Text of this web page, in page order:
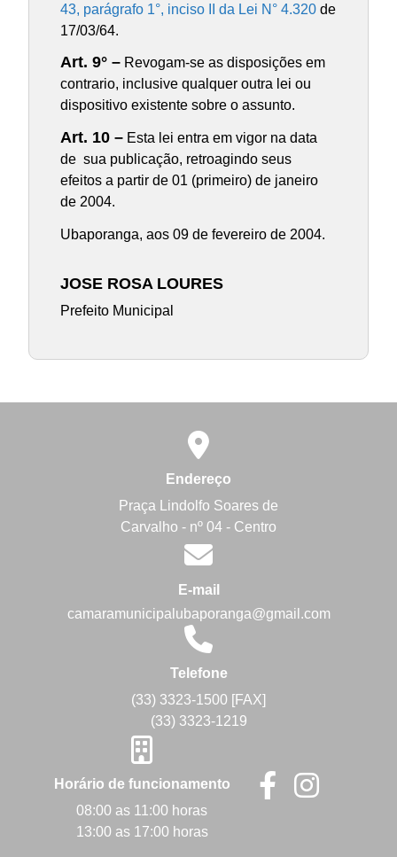
43, parágrafo 1°, inciso II da Lei N° 4.320 de
17/03/64.
Art. 9° – Revogam-se as disposições em
contrario, inclusive qualquer outra lei ou
dispositivo existente sobre o assunto.
Art. 10 – Esta lei entra em vigor na data
de sua publicação, retroagindo seus
efeitos a partir de 01 (primeiro) de janeiro
de 2004.
Ubaporanga, aos 09 de fevereiro de 2004.
JOSE ROSA LOURES
Prefeito Municipal
Endereço
Praça Lindolfo Soares de
Carvalho - nº 04 - Centro
E-mail
camaramunicipalubaporanga@gmail.com
Telefone
(33) 3323-1500 [FAX]
(33) 3323-1219
Horário de funcionamento
08:00 as 11:00 horas
13:00 as 17:00 horas